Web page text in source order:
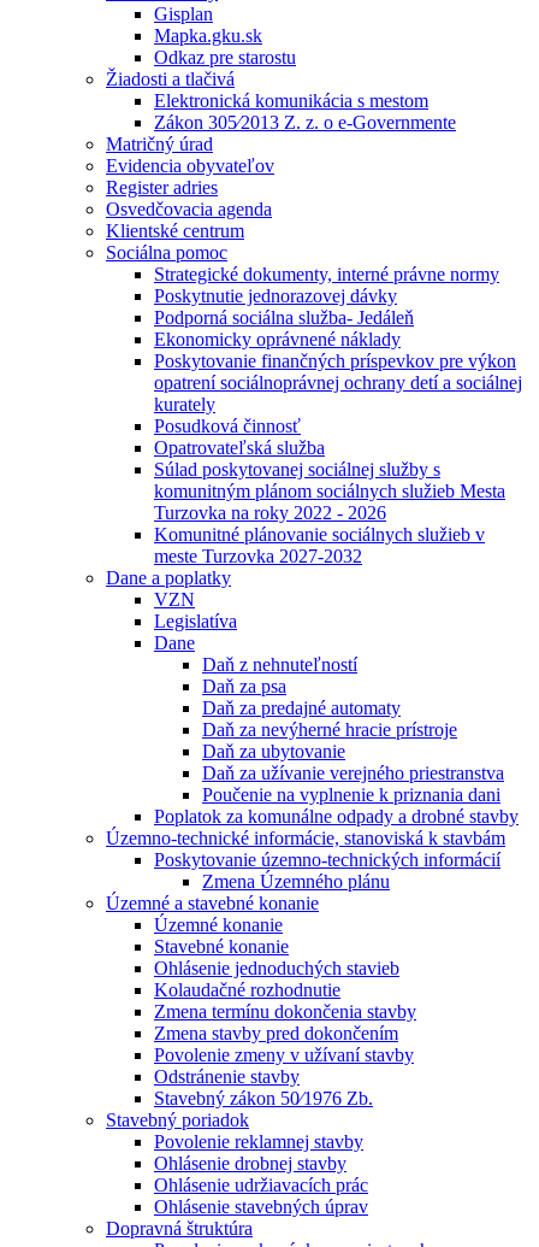
Gisplan
Mapka.gku.sk
Odkaz pre starostu
Žiadosti a tlačivá
Elektronická komunikácia s mestom
Zákon 305⁄2013 Z. z. o e-Governmente
Matričný úrad
Evidencia obyvateľov
Register adries
Osvedčovacia agenda
Klientské centrum
Sociálna pomoc
Strategické dokumenty, interné právne normy
Poskytnutie jednorazovej dávky
Podporná sociálna služba- Jedáleň
Ekonomicky oprávnené náklady
Poskytovanie finančných príspevkov pre výkon
opatrení sociálnoprávnej ochrany detí a sociálnej
kurately
Posudková činnosť
Opatrovateľská služba
Súlad poskytovanej sociálnej služby s
komunitným plánom sociálnych služieb Mesta
Turzovka na roky 2022 - 2026
Komunitné plánovanie sociálnych služieb v
meste Turzovka 2027-2032
Dane a poplatky
VZN
Legislatíva
Dane
Daň z nehnuteľností
Daň za psa
Daň za predajné automaty
Daň za nevýherné hracie prístroje
Daň za ubytovanie
Daň za užívanie verejného priestranstva
Poučenie na vyplnenie k priznania dani
Poplatok za komunálne odpady a drobné stavby
Územno-technické informácie, stanoviská k stavbám
Poskytovanie územno-technických informácií
Zmena Územného plánu
Územné a stavebné konanie
Územné konanie
Stavebné konanie
Ohlásenie jednoduchých stavieb
Kolaudačné rozhodnutie
Zmena termínu dokončenia stavby
Zmena stavby pred dokončením
Povolenie zmeny v užívaní stavby
Odstránenie stavby
Stavebný zákon 50⁄1976 Zb.
Stavebný poriadok
Povolenie reklamnej stavby
Ohlásenie drobnej stavby
Ohlásenie udržiavacích prác
Ohlásenie stavebných úprav
Dopravná štruktúra